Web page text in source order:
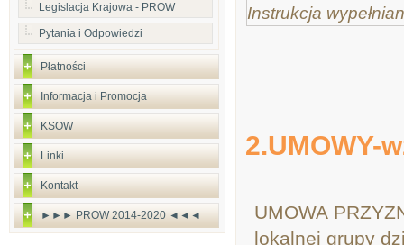
Legislacja Krajowa - PROW
Pytania i Odpowiedzi
Płatności
Informacja i Promocja
KSOW
Linki
Kontakt
►►► PROW 2014-2020 ◄◄◄
Instrukcja
2.UMOWY-
UMOWA
lokalnej grupy